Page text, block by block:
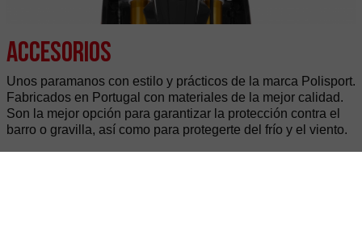
Accesorios
Unos paramanos con estilo y prácticos de la marca Polisport.
Fabricados en Portugal con materiales de la mejor calidad.
Son la mejor opción para garantizar la protección contra el
barro o gravilla, así como para protegerte del frío y el viento.